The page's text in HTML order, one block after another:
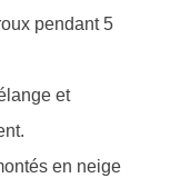
pendant 5
et
en neige